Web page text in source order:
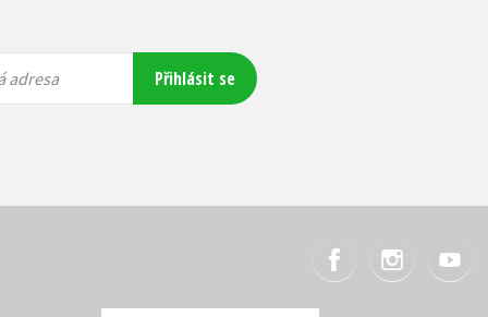
adresa Přihlásit se